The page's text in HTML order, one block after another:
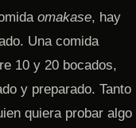
omakase, hay
Una comida
10 y 20 bocados,
y preparado. Tanto
quiera probar algo